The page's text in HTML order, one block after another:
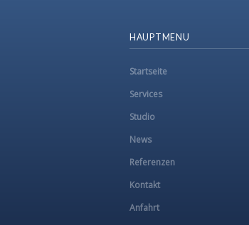
HAUPTMENU
Startseite
Services
Studio
News
Referenzen
Kontakt
Anfahrt